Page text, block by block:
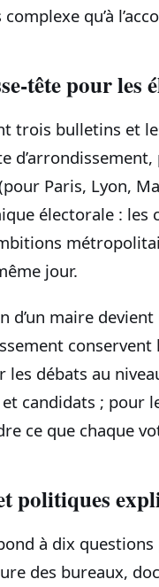
qu’à
pour les
trois bulletins et
Paris, Lyon,
électorale :
jour.
d’un maire
débats au
candidats ; pour
ce que chaque
politiques
à dix
des bureaux,